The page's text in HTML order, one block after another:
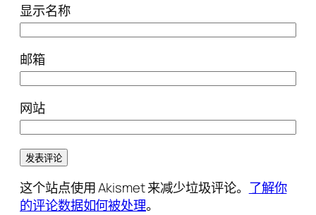
显示名称
邮箱
网站
这个站点使用 Akismet 来减少垃圾评论。 了解你
的评论数据如何被处理。